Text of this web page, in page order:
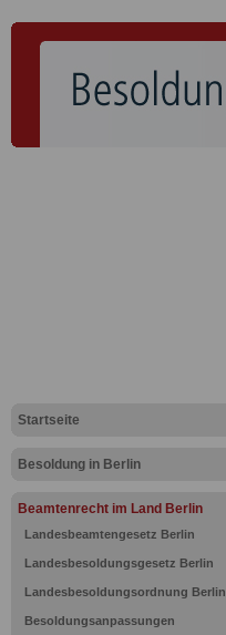
Startseite
Besoldung in Berlin
Beamtenrecht im Land Berlin
Landesbeamtengesetz Berlin
Landesbesoldungsgesetz Berlin
Landesbesoldungsordnung Berlin
Besoldungsanpassungen